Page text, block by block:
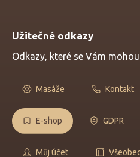
Užitečné odkazy
Odkazy, které se Vám
Masáže Kontakt
E-shop GDPR
Můj účet